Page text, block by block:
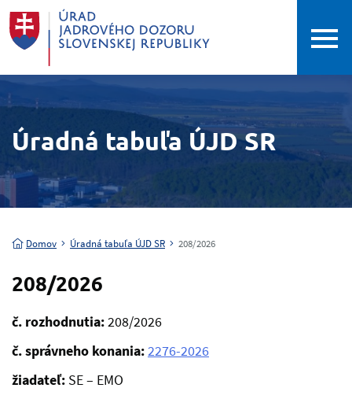
Úradná tabuľa ÚJD SR
Domov Úradná tabuľa ÚJD SR 208/2026
208/2026
č. rozhodnutia:208/2026
č. správneho konania:2276-2026
žiadateľ: SE – EMO